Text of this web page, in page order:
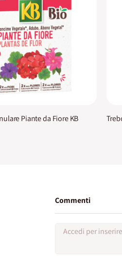
Piante da Fiore KB
Commenti